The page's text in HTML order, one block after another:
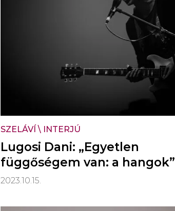
SZELÁVÍ \ INTERJÚ
Lugosi Dani: „Egyetlen
függőségem van: a hangok”
2023.10.15.